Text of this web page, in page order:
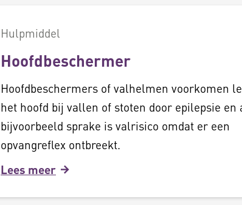
Hulpmiddel
Hoofdbeschermer
Hoofdbeschermers of valhelmen voorkomen
het hoofd bij vallen of stoten door epilepsie en
bijvoorbeeld sprake is valrisico omdat er een
opvangreflex ontbreekt.
Lees meer